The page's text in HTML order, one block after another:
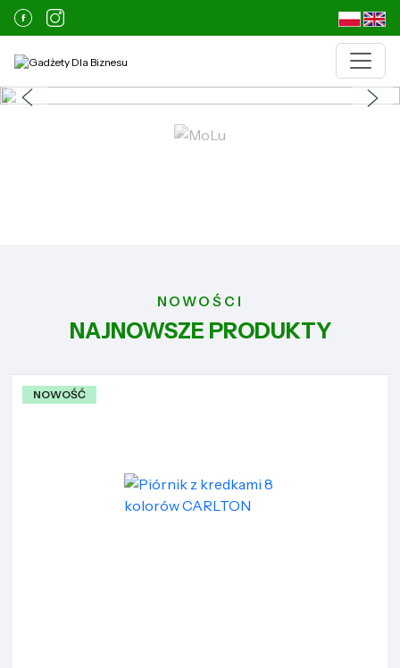
NOWOŚCI
NAJNOWSZE PRODUKTY
NOWOŚĆ